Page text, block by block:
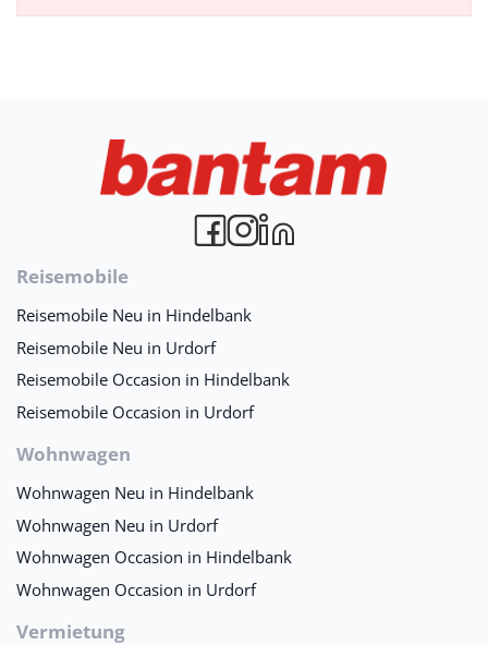
Reisemobile
Reisemobile Neu in Hindelbank
Reisemobile Neu in Urdorf
Reisemobile Occasion in Hindelbank
Reisemobile Occasion in Urdorf
Wohnwagen
Wohnwagen Neu in Hindelbank
Wohnwagen Neu in Urdorf
Wohnwagen Occasion in Hindelbank
Wohnwagen Occasion in Urdorf
Vermietung